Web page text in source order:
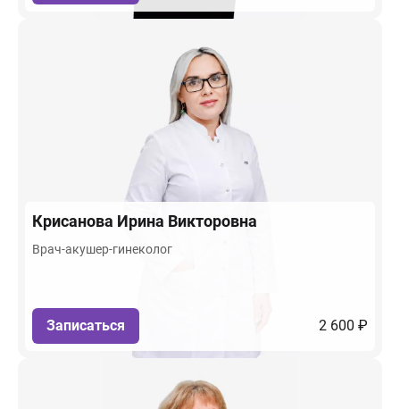
Крисанова Ирина Викторовна
Врач-акушер-гинеколог
Записаться 2 600 ₽